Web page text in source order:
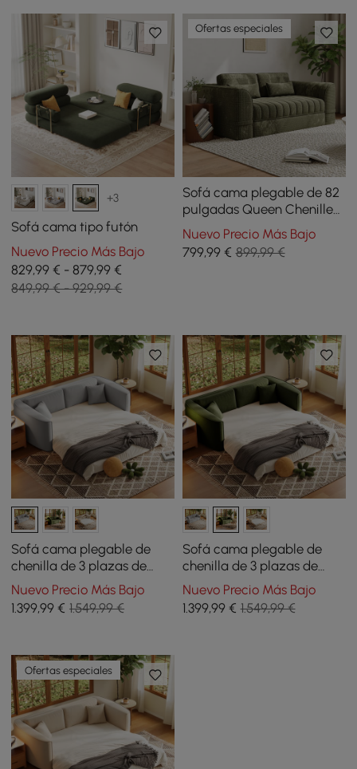
+3
Sofá cama tipo futón
Nuevo Precio Más Bajo
829,99 € - 879,99 €
849,99 € - 929,99 €
Ofertas especiales
Sofá cama plegable de 82
pulgadas Queen Chenille
totalmente comprimido
Nuevo Precio Más Bajo
799,99€ 899,99 €
Sofá cama plegable de
chenilla de 3 plazas de
204cm con funda extraíble
Nuevo Precio Más Bajo
1.399,99 € 1.549,99 €
Sofá cama plegable de
chenilla de 3 plazas de
204cm con funda extraíble
Nuevo Precio Más Bajo
1.399,99€ 1.549,99 €
Ofertas especiales